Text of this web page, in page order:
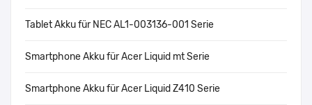
Tablet Akku für NEC AL1-003136-001 Serie
Smartphone Akku für Acer Liquid mt Serie
Smartphone Akku für Acer Liquid Z410 Serie